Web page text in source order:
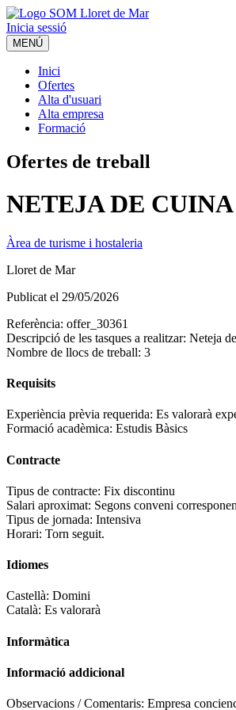
Inicia sessió
MENÚ
Inici
Ofertes
Alta d'usuari
Alta empresa
Formació
Ofertes de treball
NETEJA DE
Àrea de turisme i hostaleria
Lloret de Mar
Publicat el 29/05/2026
Referència: offer_30361
Descripció de les tasques a realitzar: Neteja
Nombre de llocs de treball: 3
Requisits
Experiència prèvia requerida: Es valorarà
Formació acadèmica: Estudis Bàsics
Contracte
Tipus de contracte: Fix discontinu
Salari aproximat: Segons conveni
Tipus de jornada: Intensiva
Horari: Torn seguit.
Idiomes
Castellà: Domini
Català: Es valorarà
Informàtica
Informació addicional
Observacions / Comentaris: Empresa